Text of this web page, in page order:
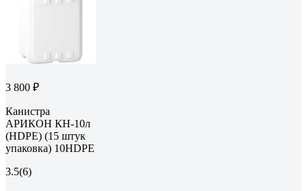
3 800 ₽
Канистра
АРИКОН КН-10л
(HDPE) (15 штук
упаковка) 10HDPE
3.5(6)